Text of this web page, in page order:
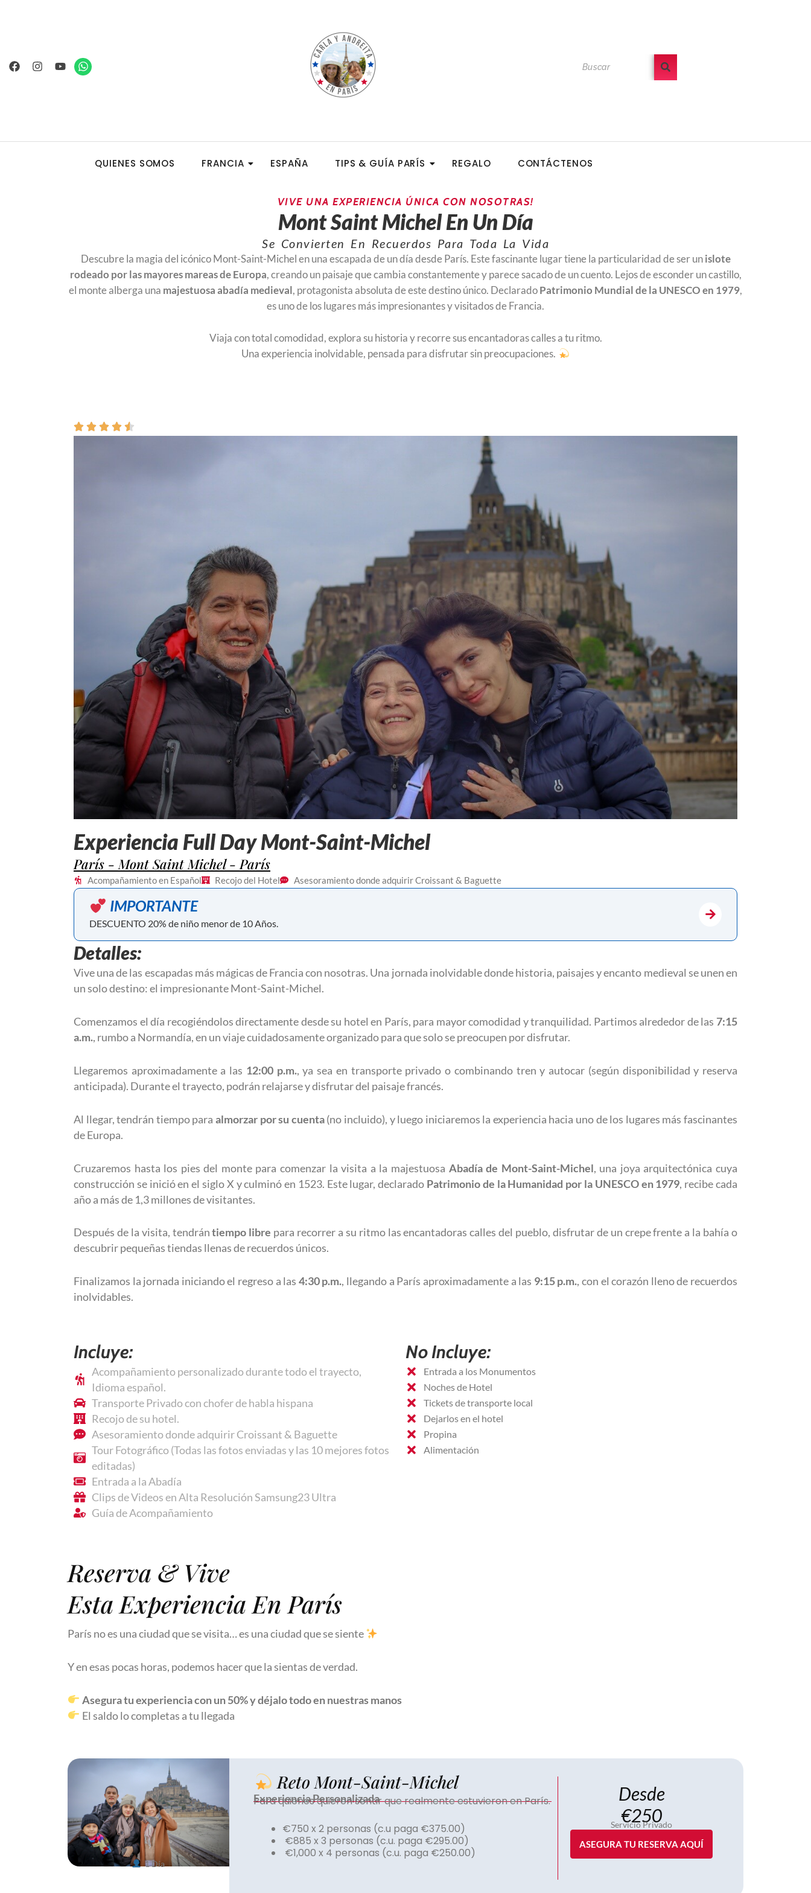
FacebookInstagram
YoutubeWhatsapp
QUIENES SOMOS FRANCIA ESPAÑA TIPS & GUÍA PARÍS REGALO CONTÁCTENOS
VIVE UNA EXPERIENCIA ÚNICA CON NOSOTRAS!
Mont Saint Michel En Un Día
Se Convierten En Recuerdos Para Toda La Vida
Descubre la magia del icónicoMont-Saint-Michelen una escapada de un día desde París. Este fascinante lugar tiene la particularidad de ser unislote
rodeado por las mayores mareas de Europa, creando un paisaje que cambia constantemente y parece sacado de un cuento. Lejos de esconder un castillo,
el monte alberga una majestuosa abadía medieval, protagonista absoluta de este destino único. DeclaradoPatrimonio Mundial de la UNESCO en 1979,
es uno de los lugares más impresionantes y visitados de Francia.
Viaja con total comodidad, explora su historia y recorre sus encantadoras calles a tu ritmo.
Una experiencia inolvidable, pensada para disfrutar sin preocupaciones.
Experiencia Full Day Mont-Saint-Michel
París - Mont Saint Michel - París
Acompañamiento en Español Recojo del Hotel Asesoramiento donde adquirir Croissant & Baguette
IMPORTANTE
DESCUENTO 20% de niño menor de 10 Años.
Detalles:
Vive una de las escapadas más mágicas de Francia con nosotras. Una jornada inolvidable donde historia, paisajes y encanto medieval se unen en
un solo destino: el impresionanteMont-Saint-Michel.
Comenzamos el día recogiéndolos directamente desde su hotel en París, para mayor comodidad y tranquilidad. Partimos alrededor de las 7:15
a.m., rumbo a Normandía, en un viaje cuidadosamente organizado para que solo se preocupen por disfrutar.
Llegaremos aproximadamente a las 12:00 p.m., ya sea en transporte privado o combinando tren y autocar (según disponibilidad y reserva
anticipada). Durante el trayecto, podrán relajarse y disfrutar del paisaje francés.
Al llegar, tendrán tiempo para almorzar por su cuenta(no incluido), y luego iniciaremos la experiencia hacia uno de los lugares más fascinantes
de Europa.
Cruzaremos hasta los pies del monte para comenzar la visita a la majestuosa Abadía de Mont-Saint-Michel, una joya arquitectónica cuya
construcción se inició en el siglo X y culminó en 1523. Este lugar, declarado Patrimonio de la Humanidad por la UNESCO en 1979, recibe cada
año a más de 1,3 millones de visitantes.
Después de la visita, tendrántiempo libre para recorrer a su ritmo las encantadoras calles del pueblo, disfrutar de un crepe frente a la bahía o
descubrir pequeñas tiendas llenas de recuerdos únicos.
Finalizamos la jornada iniciando el regreso a las 4:30 p.m., llegando a París aproximadamente a las 9:15 p.m., con el corazón lleno de recuerdos
inolvidables.
Incluye:
Acompañamiento personalizado durante todo el trayecto,
Idioma español.
Transporte Privado con chofer de habla hispana
Recojo de su hotel.
Asesoramiento donde adquirir Croissant & Baguette
Tour Fotográfico (Todas las fotos enviadas y las 10 mejores fotos
editadas)
Entrada a la Abadía
Clips de Videos en Alta Resolución Samsung23 Ultra
Guía de Acompañamiento
No Incluye:
Entrada a los Monumentos
Noches de Hotel
Tickets de transporte local
Dejarlos en el hotel
Propina
Alimentación
Reserva & Vive
Esta Experiencia En París
París no es una ciudad que se visita… es una ciudad que se siente
Y en esas pocas horas, podemos hacer que la sientas de verdad.
Asegura tu experiencia con un 50% y déjalo todo en nuestras manos
El saldo lo completas a tu llegada
1 Día
Reto Mont-Saint-Michel
Experiencia Personalizada
Para quienes quieren sentir que realmente estuvieron en París.
€750 x 2 personas (c.u paga €375.00)
€885 x 3 personas (c.u. paga €295.00)
€1,000 x 4 personas (c.u. paga €250.00)
Desde
€250
Servicio Privado
ASEGURA TU RESERVA AQUÍ